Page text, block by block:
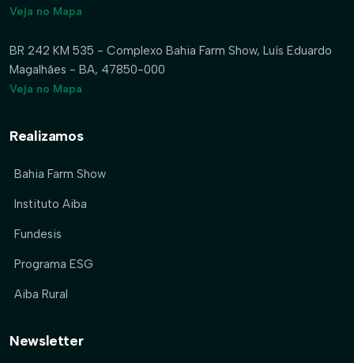
Veja no Mapa
BR 242 KM 535 - Complexo Bahia Farm Show, Luís Eduardo
Magalhães - BA, 47850-000
Veja no Mapa
Realizamos
Bahia Farm Show
Instituto Aiba
Fundesis
Programa ESG
Aiba Rural
Newsletter